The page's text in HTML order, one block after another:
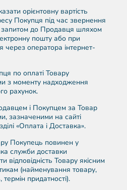
орієнтовну вартість
Покупця під час звернення
запитом до Продавця шляхом
пошту або при
оператора інтернет-
по оплаті Товару
з моменту надходження
рахунок.
і Покупцем за Товар
зазначеними на сайті
«Оплата і Доставка».
Покупець повинен у
служби доставки
відповідність Товару якісним
(найменування товару,
термін придатності).